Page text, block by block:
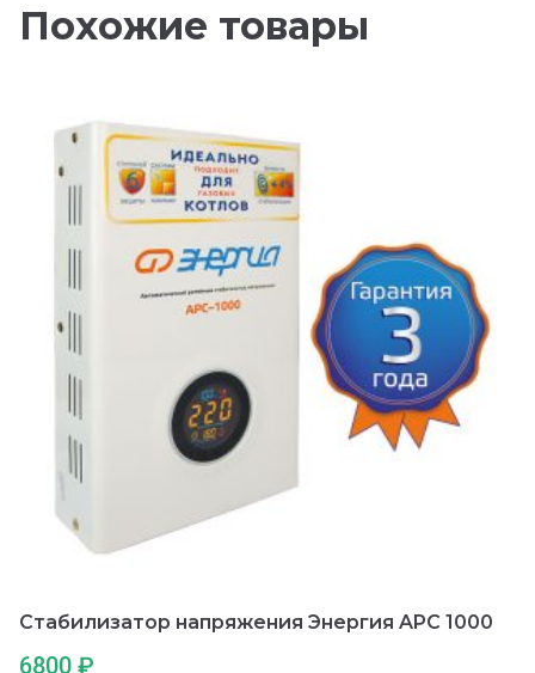
Похожие товары
Стабилизатор напряжения Энергия APC 1000
6800 ₽